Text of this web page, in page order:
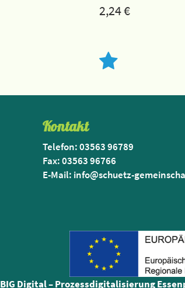
2,24€
Kontakt
Telefon: 03563 96789
Fax: 03563 96766
E-Mail: info@schuetz-
BIG Digital – Prozessdigitalisierung